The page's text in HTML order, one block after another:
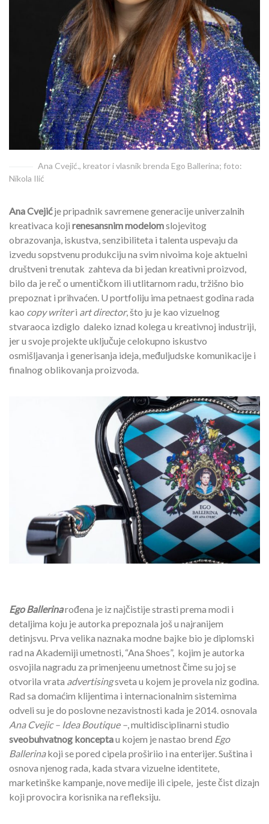
Ana Cvejić., kreator i vlasnik brenda Ego Ballerina; foto:
Nikola Ilić
Ana Cvejićje pripadnik savremene generacije univerzalnih
kreativaca koji renesansnim modelomslojevitog
obrazovanja, iskustva, senzibiliteta i talenta uspevaju da
izvedu sopstvenu produkciju na svim nivoima koje aktuelni
društveni trenutak zahteva da bi jedan kreativni proizvod,
bilo da je reč o umentičkom ili utlitarnom radu, tržišno bio
prepoznat i prihvaćen. U portfoliju ima petnaest godina rada
kao copy writeri art director, što ju je kao vizuelnog
stvaraoca izdiglo daleko iznad kolega u kreativnoj industriji,
jer u svoje projekte uključuje celokupno iskustvo
osmišljavanja i generisanja ideja, međuljudske komunikacije i
finalnog oblikovanja proizvoda.
Ego Ballerinarođena je iz najčistije strasti prema modi i
detaljima koju je autorka prepoznala još u najranijem
detinjsvu. Prva velika naznaka modne bajke bio je diplomski
rad na Akademiji umetnosti, “Ana Shoes”, kojim je autorka
osvojila nagradu za primenjeenu umetnost čime su joj se
otvorila vrata advertisingsveta u kojem je provela niz godina.
Rad sa domaćim klijentima i internacionalnim sistemima
odveli su je do poslovne nezavistnosti kada je 2014. osnovala
Ana Cvejic – Idea Boutique – , multidisciplinarni studio
sveobuhvatnog konceptau kojem je nastao brend Ego
Ballerinakoji se pored cipela proširiio i na enterijer. Suština i
osnova njenog rada, kada stvara vizuelne identitete,
marketinške kampanje, nove medije ili cipele, jeste čist dizajn
koji provocira korisnika na refleksiju.